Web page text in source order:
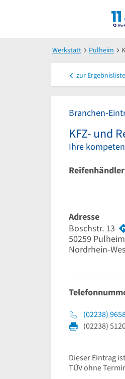
Werkstatt Pulheim
zur Ergebnisliste
Branchen-
KFZ- und
Ihre
Reifenhändler
Adresse
Boschstr. 13
50259 Pulheim
Nordrhein-
(02238)
(02238)
Dieser Eintrag
TÜV ohne